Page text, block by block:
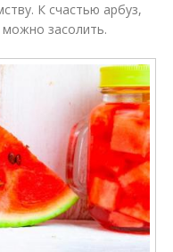
К счастью арбуз,
засолить.